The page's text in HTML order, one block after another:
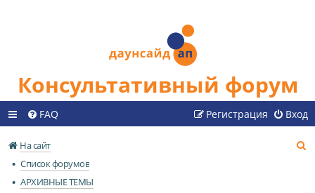
Консультативный форум
FAQ Вход
Регистрация
На сайт
Список форумов
АРХИВНЫЕ ТЕМЫ